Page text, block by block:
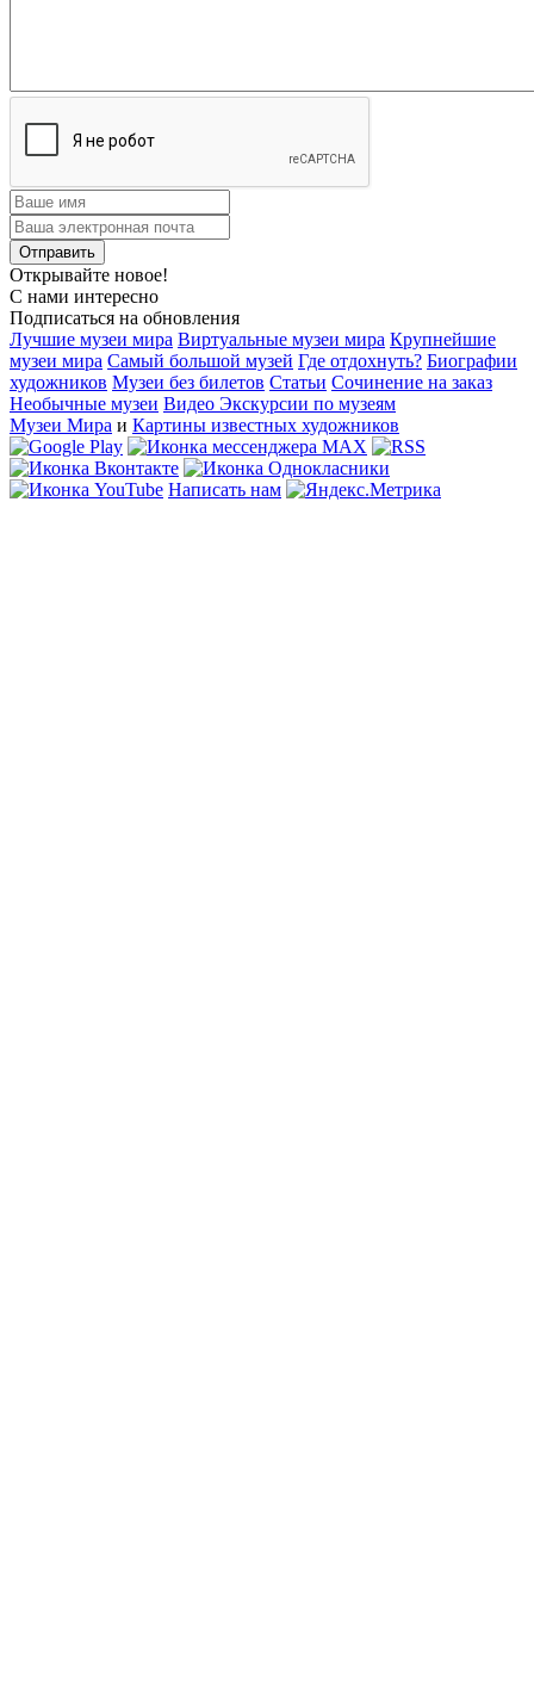
Открывайте новое!
С нами интересно
Подписаться на обновления
Лучшие музеи мира Виртуальные музеи мира Крупнейшие
музеи мира Самый большой музей Где отдохнуть? Биографии
художников Музеи без билетов Статьи Сочинение на заказ
Необычные музеи Видео Экскурсии по музеям
Музеи Мира и Картины известных художников
Написать нам